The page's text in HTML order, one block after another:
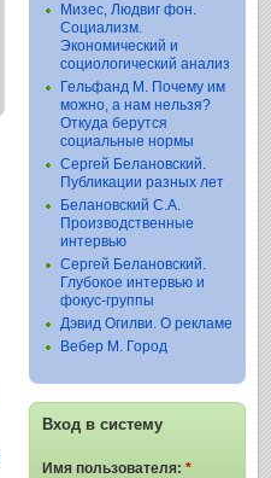
Мизес, Людвиг фон.
Социализм.
Экономический и
социологический анализ
Гельфанд М. Почему им
можно, а нам нельзя?
Откуда берутся
социальные нормы
Сергей Белановский.
Публикации разных лет
Белановский С.А.
Производственные
интервью
Сергей Белановский.
Глубокое интервью и
фокус-группы
Дэвид Огилви. О рекламе
Вебер М. Город
Вход в систему
Имя пользователя: *